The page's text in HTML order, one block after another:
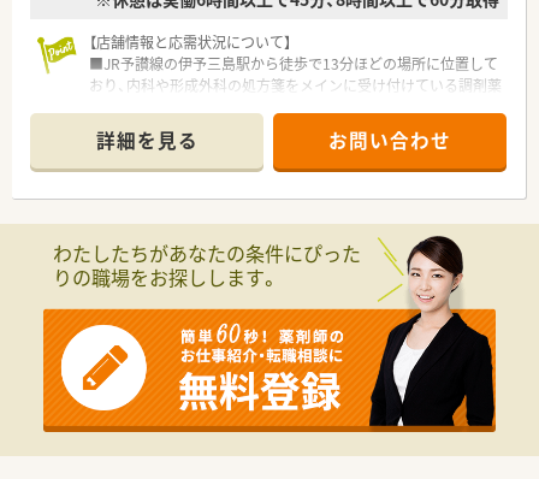
【店舗情報と応需状況について】
■JR予讃線の伊予三島駅から徒歩で13分ほどの場所に位置して
おり、内科や形成外科の処方箋をメインに受け付けている調剤薬
■1日あたりの処方箋応需枚数は約20枚程度となっており、一人
ひとりの患者様に対してゆとりを持って丁寧に対応できる環境
です。
■現在は薬剤師常勤1名と応援体制で運営されており、少数精鋭
【法人特徴について】
■創立から25年で全国に722店舗を展開する大手薬局チェーン
であり、医療機関と密に連携するマンツーマン出店を基本戦略と
しています。
■調剤業務以外にもコンビニやJR西日本とのコラボ店舗など多
角的な事業を展開しており、時代の変化に合わせた柔軟な提案を
行っています。
■「教育のクオール」と称されるほど教育体制が充実しており、5
年後や10年後も見据えて一生涯活躍できる薬剤師の育成に注力
詳細を見る お問い合わせ
わたしたちがあなたの条件にぴった
りの職場をお探しします。